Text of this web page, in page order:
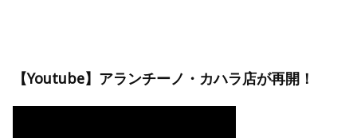
【Youtube】アランチーノ・カハラ店が再開！